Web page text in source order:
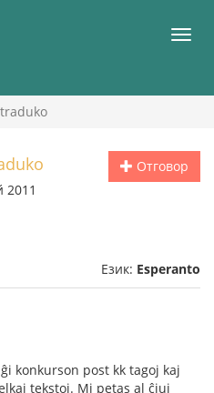
Отговор
2011
Език: Esperanto
konkurson post kk tagoj kaj
tekstoj. Mi petas al ĉiuj